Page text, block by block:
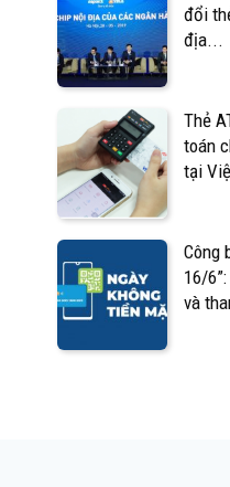
đổi
địa...
Thẻ
toán
tại
Công
16/
và